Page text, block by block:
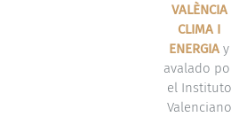
VALÈNCIA
CLIMA I
ENERGIA y
avalado
el Instituto
Valenciano